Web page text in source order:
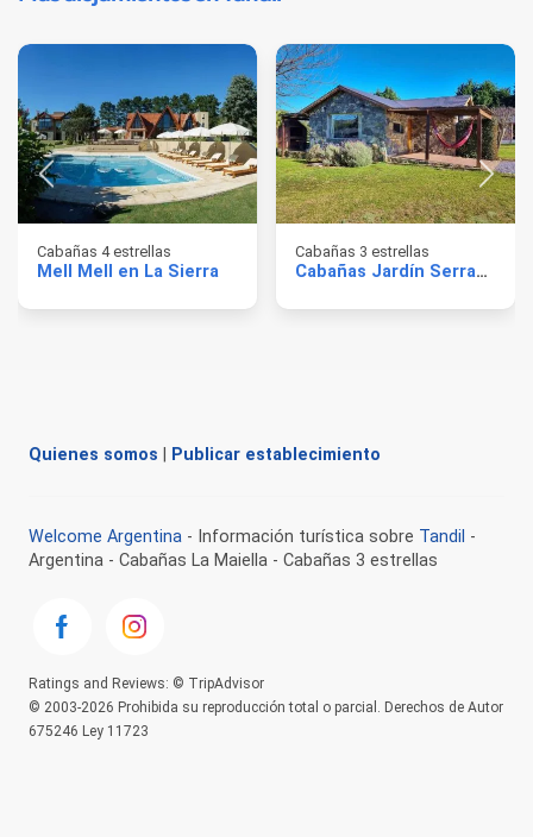
Cabañas 4 estrellas
Mell Mell en La Sierra
Cabañas 3 estrellas
Cabañas Jardín Serrano
Quienes somos Publicar establecimiento
Welcome Argentina - Información turística sobre Tandil -
Argentina - Cabañas La Maiella - Cabañas 3 estrellas
Ratings and Reviews: © TripAdvisor
© 2003-2026 Prohibida su reproducción total o parcial. Derechos de Autor
675246 Ley 11723